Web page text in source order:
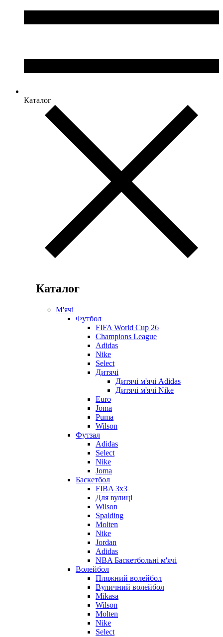
Каталог
Каталог
М'ячі
Футбол
FIFA World Cup 26
Champions League
Adidas
Nike
Select
Дитячі
Дитячі м'ячі Adidas
Дитячі м'ячі Nike
Euro
Joma
Puma
Wilson
Футзал
Adidas
Select
Nike
Joma
Баскетбол
FIBA 3x3
Для вулиці
Wilson
Spalding
Molten
Nike
Jordan
Adidas
NBA Баскетбольні м'ячі
Волейбол
Пляжний волейбол
Вуличний волейбол
Mikasa
Wilson
Molten
Nike
Select